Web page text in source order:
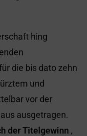
hing
die bis dato zehn
und
vor der
ausgetragen.
der Titelgewinn ,